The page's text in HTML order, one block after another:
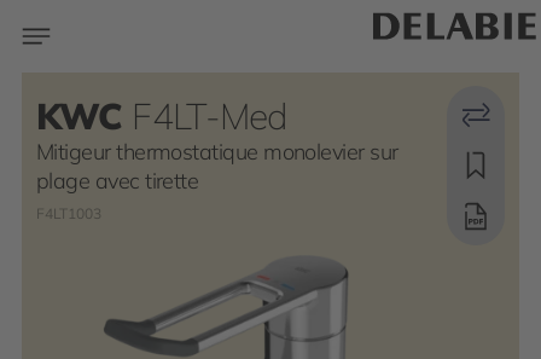
KWC F4LT-Med
Mitigeur thermostatique monolevier sur
plage avec tirette
F4LT1003